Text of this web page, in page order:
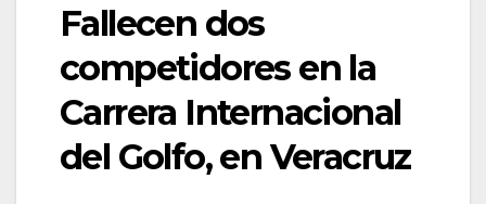
Fallecen dos
competidores en la
Carrera Internacional
del Golfo, en Veracruz